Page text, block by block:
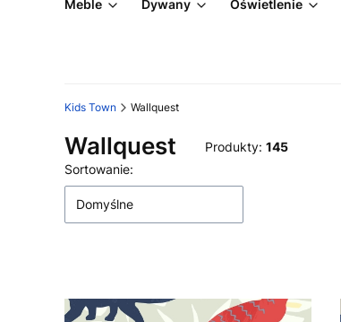
Meble Dywany Oświetlenie
Kids Town Wallquest
Wallquest Produkty: 145
Lista produktów
Sortowanie:
Domyślne